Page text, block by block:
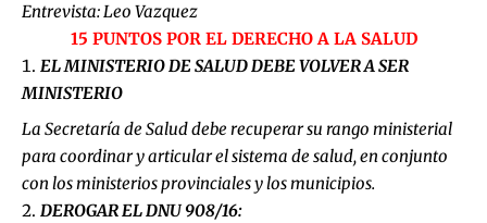
Entrevista: Leo Vazquez
15 PUNTOS POR EL DERECHO A LA SALUD
EL MINISTERIO DE SALUD DEBE VOLVER A SER
MINISTERIO
La Secretaría de Salud debe recuperar su rango ministerial
para coordinar y articular el sistema de salud, en conjunto
con los ministerios provinciales y los municipios.
DEROGAR EL DNU 908/16: